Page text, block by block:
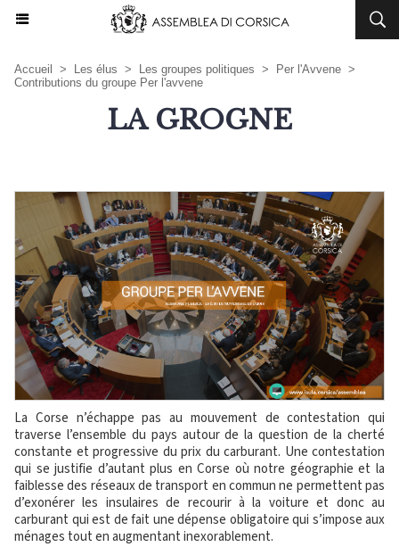
Accueil > Les élus > Les groupes politiques > Per l'Avvene >
Contributions du groupe Per l'avvene
LA GROGNE
La Corse n’échappe pas au mouvement de contestation qui
traverse l’ensemble du pays autour de la question de la cherté
constante et progressive du prix du carburant. Une contestation
qui se justifie d’autant plus en Corse où notre géographie et la
faiblesse des réseaux de transport en commun ne permettent pas
d’exonérer les insulaires de recourir à la voiture et donc au
carburant qui est de fait une dépense obligatoire qui s’impose aux
ménages tout en augmentant inexorablement.